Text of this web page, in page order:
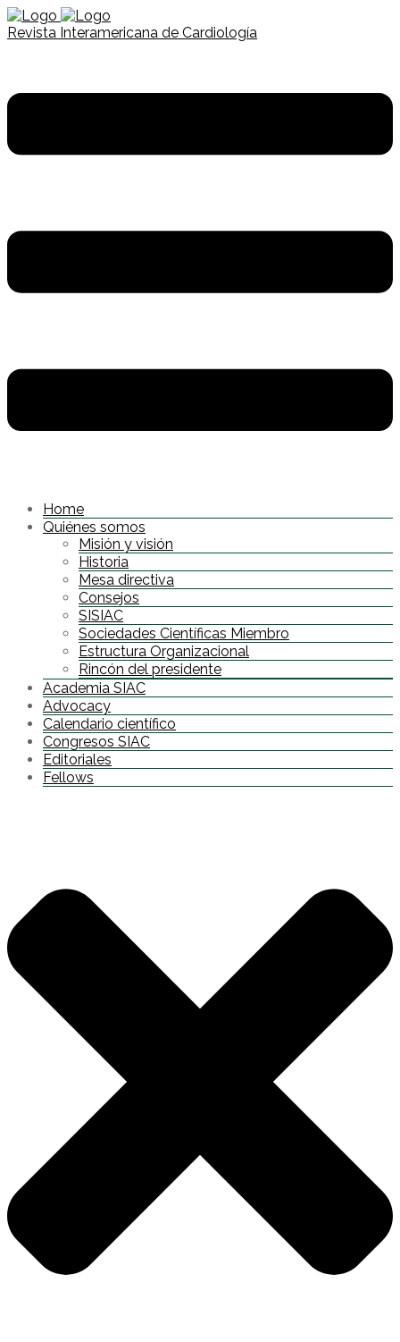
Revista Interamericana de Cardiología
Home
Quiénes somos
Misión y visión
Historia
Mesa directiva
Consejos
SISIAC
Sociedades Científicas Miembro
Estructura Organizacional
Rincón del presidente
Academia SIAC
Advocacy
Calendario científico
Congresos SIAC
Editoriales
Fellows